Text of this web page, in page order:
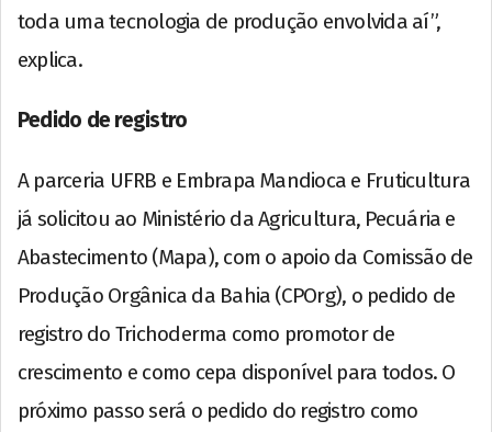
toda uma tecnologia de produção envolvida aí”,
explica.
Pedido de registro
A parceria UFRB e Embrapa Mandioca e Fruticultura
já solicitou ao Ministério da Agricultura, Pecuária e
Abastecimento (Mapa), com o apoio da Comissão de
Produção Orgânica da Bahia (CPOrg), o pedido de
registro do Trichoderma como promotor de
crescimento e como cepa disponível para todos. O
próximo passo será o pedido do registro como